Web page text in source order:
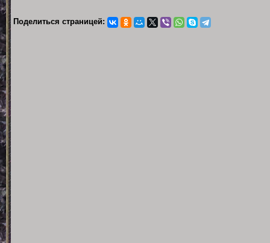
Поделиться страницей: